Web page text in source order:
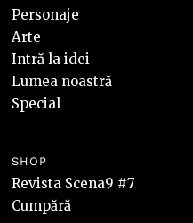
Personaje
Arte
Intră la idei
Lumea noastră
Special
SHOP
Revista Scena9 #7
Cumpără